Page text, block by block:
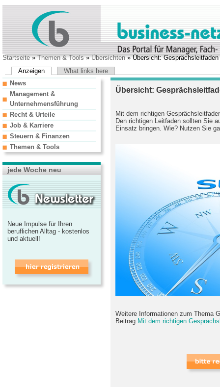
Startseite»Themen & Tools»Übersichten» Übersicht: Gesprächsleitfaden
Anzeigen
What links here
Übersicht:
Mit dem richtigen
Den richtigen Leitfaden sollten Sie
Einsatz bringen. Wie? Nutzen Sie
Weitere Informationen zum Thema
Beitrag Mit dem richtigen
News
Management &
Unternehmensführung
Recht & Urteile
Job & Karriere
Steuern & Finanzen
Themen & Tools
jede Woche neu
Neue Impulse für Ihren
beruflichen Alltag - kostenlos
und aktuell!